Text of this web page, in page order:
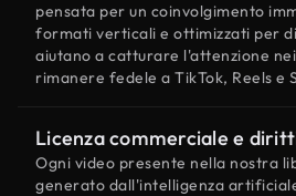
pensata per un coinvolgimento
formati verticali e ottimizzati per
aiutano a catturare l'attenzione
rimanere fedele a TikTok, Reels e
Licenza commerciale e
Ogni video presente nella nostra
generato dall'intelligenza